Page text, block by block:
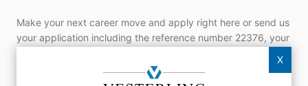
X
Make your next career move and apply right here or send us
your application including the reference number 22376, your
(no cover letter required). Your data will never be
forwarded by us without your explicit consent for each